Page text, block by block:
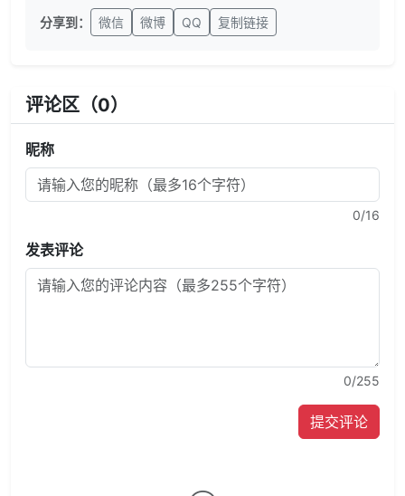
分享到： 微信 微博 QQ 复制链接
评论区（0）
昵称
0/16
发表评论
0/255
提交评论